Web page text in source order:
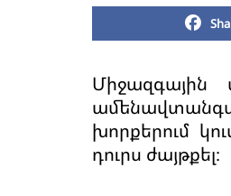
Միջազգային
խորքերում
դուրս ժայթքել։